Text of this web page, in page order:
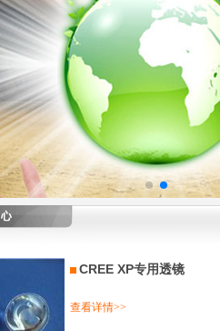
CREE XP专用透镜
查看详情>>